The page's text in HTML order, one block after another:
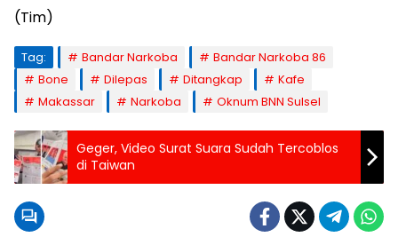
(Tim)
Tag: Bandar Narkoba
Bandar Narkoba 86
Bone
Dilepas Ditangkap
Kafe
Makassar
Narkoba Oknum BNN Sulsel
Geger, Video Surat Suara Sudah Tercoblos
di Taiwan